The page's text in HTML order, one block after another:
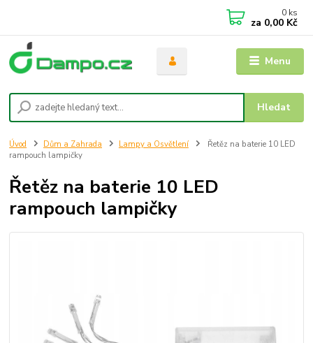
Menu
Hledat
0 ks
za 0,00 Kč
Úvod Dům a Zahrada Lampy a Osvětlení
Řetěz na baterie 10 LED
rampouch lampičky
Řetěz na baterie 10 LED
rampouch lampičky